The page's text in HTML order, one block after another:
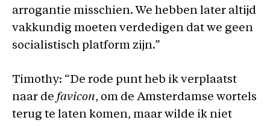
arrogantie misschien. We hebben later altijd
vakkundig moeten verdedigen dat we geen
socialistisch platform zijn.”
Timothy: “De rode punt heb ik verplaatst
naar de favicon, om de Amsterdamse wortels
terug te laten komen, maar wilde ik niet